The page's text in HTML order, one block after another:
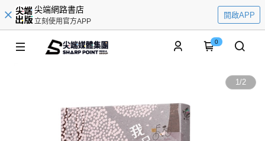
尖端網路書店
立刻使用官方APP
開啟APP
0
1/2